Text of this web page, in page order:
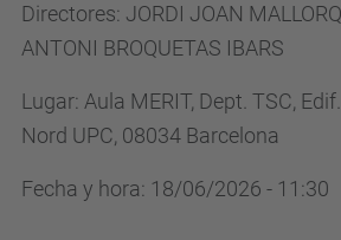
Directores: JORDI JOAN
ANTONI BROQUETAS IBARS
Lugar: Aula MERIT, Dept. TSC,
Nord UPC, 08034 Barcelona
Fecha y hora: 18/06/2026 - 11:30